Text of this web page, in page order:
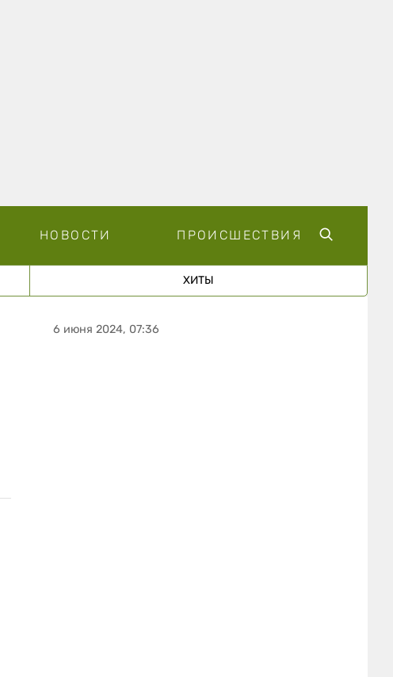
НОВОСТИ ПРОИСШЕСТВИЯ
ХИТЫ
6 июня 2024, 07:36